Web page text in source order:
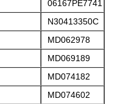
06167PE7741
N30413350C
MD062978
MD069189
MD074182
MD074602